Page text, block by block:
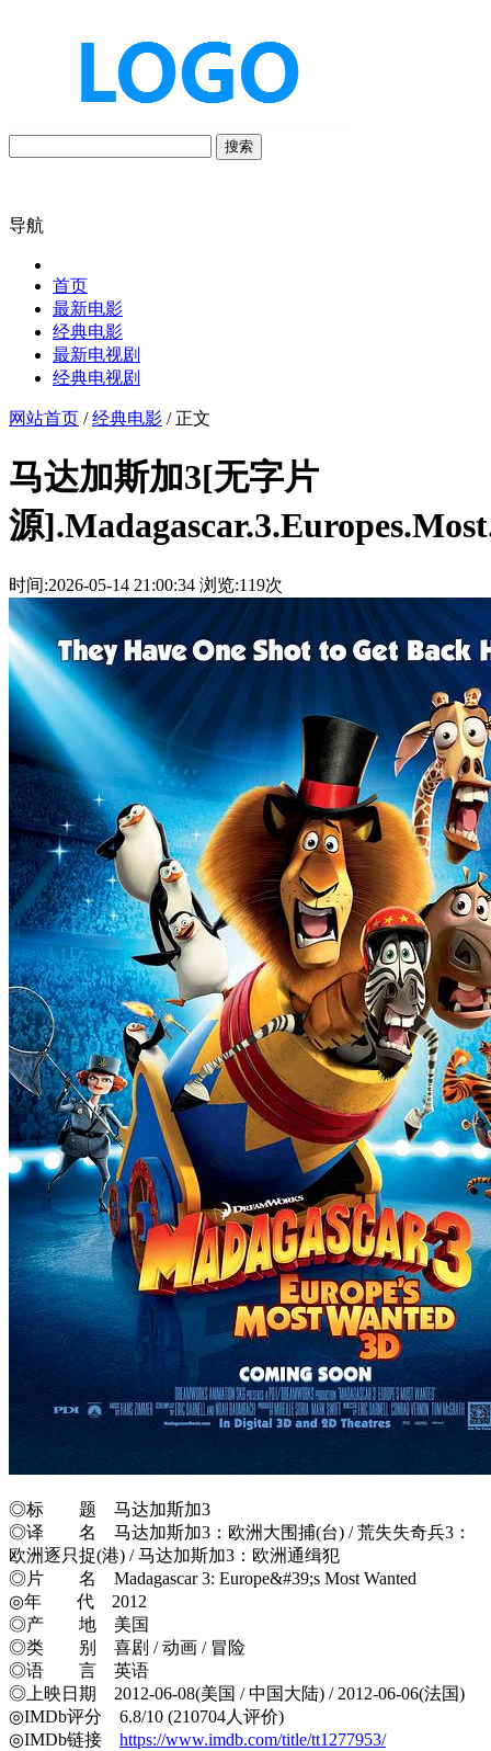
搜索
导航
首页
最新电影
经典电影
最新电视剧
经典电视剧
网站首页 /经典电影 / 正文
马达加斯加3[无字片
源
时间:2026-05-14 21:00:34 浏览:119次
◎标 题 马达加斯加3
◎译 名 马达加斯加3：欧洲大围捕(台) / 荒失失奇兵3：
欧洲逐只捉(港) / 马达加斯加3：欧洲通缉犯
◎片 名 Madagascar 3: Europe&#39;s Most Wanted
◎年 代 2012
◎产 地 美国
◎类 别 喜剧 / 动画 / 冒险
◎语 言 英语
◎上映日期 2012-06-08(美国 / 中国大陆) / 2012-06-06(法国)
◎IMDb评分 6.8/10 (210704人评价)
◎IMDb链接 https://www.imdb.com/title/tt1277953/